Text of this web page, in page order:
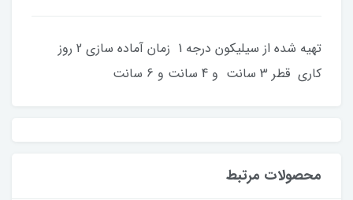
تهیه شده از سیلیکون درجه 1 زمان آماده سازی 2 روز
کاری قطر 3 سانت و 4 سانت و 6 سانت
محصولات مرتبط